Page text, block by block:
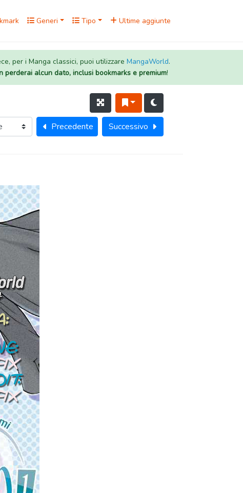
Generi Tipo Ultime aggiunte
per i Manga classici, puoi utilizzare MangaWorld.
perderai alcun dato, inclusi bookmarks e premium!
Precedente Successivo